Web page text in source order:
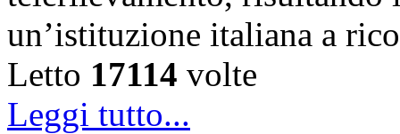
un’istituzione italiana a
Letto 17114 volte
Leggi tutto...